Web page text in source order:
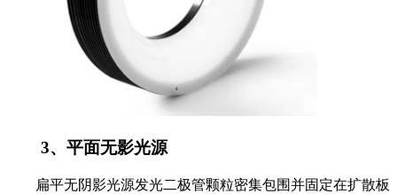
3、平面无影光源
扁平无阴影光源发光二极管颗粒密集包围并固定在扩散板